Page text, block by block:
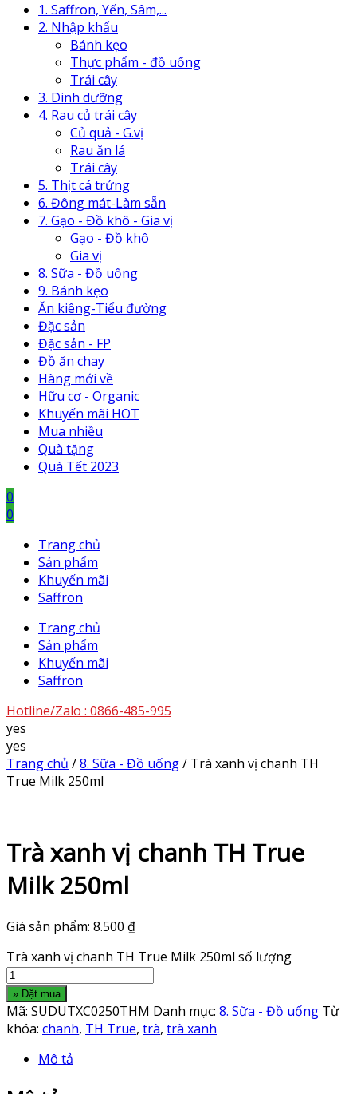
1. Saffron, Yến, Sâm,...
2. Nhập khẩu
Bánh kẹo
Thực phẩm - đồ uống
Trái cây
3. Dinh dưỡng
4. Rau củ trái cây
Củ quả - G.vị
Rau ăn lá
Trái cây
5. Thịt cá trứng
6. Đông mát-Làm sẵn
7. Gạo - Đồ khô - Gia vị
Gạo - Đồ khô
Gia vị
8. Sữa - Đồ uống
9. Bánh kẹo
Ăn kiêng-Tiểu đường
Đặc sản
Đặc sản - FP
Đồ ăn chay
Hàng mới về
Hữu cơ - Organic
Khuyến mãi HOT
Mua nhiều
Quà tặng
Quà Tết 2023
0
0
Trang chủ
Sản phẩm
Khuyến mãi
Saffron
Trang chủ
Sản phẩm
Khuyến mãi
Saffron
Hotline/Zalo : 0866-485-995
yes
yes
Trang chủ /8. Sữa - Đồ uống/ Trà xanh vị chanh TH
True Milk 250ml
Trà xanh vị chanh TH True
Milk 250ml
Giá sản phẩm: 8.500 ₫
Trà xanh vị chanh TH True Milk 250ml số lượng
» Đặt mua
Mã: SUDUTXC0250THM Danh mục: 8. Sữa - Đồ uống Từ
khóa: chanh, TH True, trà, trà xanh
Mô tả